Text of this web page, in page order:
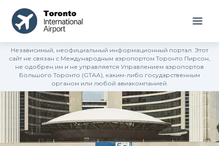
Независимый, неофициальный информационный портал. Этот
сайт не связан с Международным аэропортом Торонто Пирсон,
не одобрен им и не управляется Управлением аэропортов
Большого Торонто (GTAA), каким-либо государственным
органом или любой авиакомпанией.